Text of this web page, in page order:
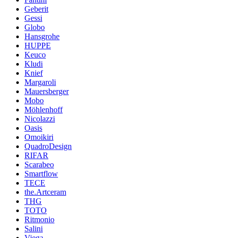
Geberit
Gessi
Globo
Hansgrohe
HUPPE
Keuco
Kludi
Knief
Margaroli
Mauersberger
Mobo
Möhlenhoff
Nicolazzi
Oasis
Omoikiri
QuadroDesign
RIFAR
Scarabeo
Smartflow
TECE
the.Artceram
THG
TOTO
Ritmonio
Salini